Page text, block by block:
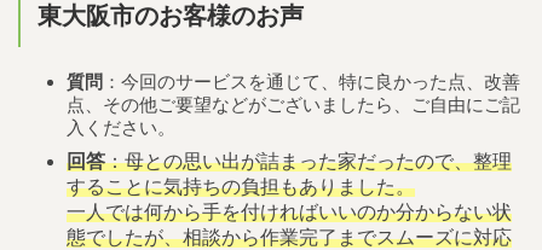
東大阪市のお客様のお声
質問 ：今回のサービスを通じて、特に良かった点、改善
点、その他ご要望などがございましたら、ご自由にご記
入ください。
回答：母との思い出が詰まった家だったので、整理
することに気持ちの負担もありました。
一人では何から手を付ければいいのか分からない状
態でしたが、相談から作業完了までスムーズに対応